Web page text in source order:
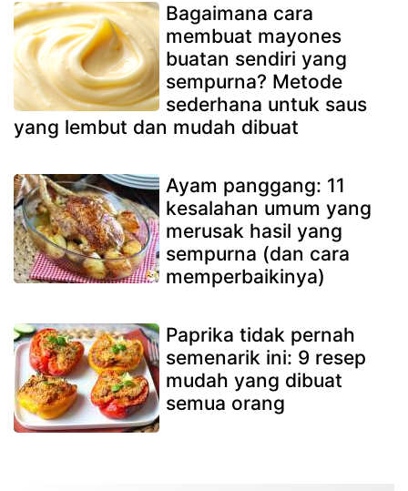
Bagaimana cara
membuat mayones
buatan sendiri yang
sempurna? Metode
sederhana untuk saus
yang lembut dan mudah dibuat
Ayam panggang: 11
kesalahan umum yang
merusak hasil yang
sempurna (dan cara
memperbaikinya)
Paprika tidak pernah
semenarik ini: 9 resep
mudah yang dibuat
semua orang